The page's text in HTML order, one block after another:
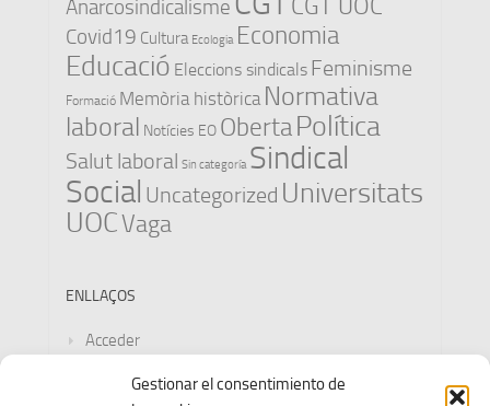
Gestionar el consentimiento de
Anarcosindicalisme CGT UOC
Covid19 Cultura Ecologia Economia
Educació Eleccions sindicals Feminisme
Formació Memòria històrica Normativa
laboral Notícies EO ObertaPolítica
Salut laboral Sin categoría Sindical
Social Uncategorized Universitats
UOCVaga
ENLLAÇOS
Acceder
Feed de entradas